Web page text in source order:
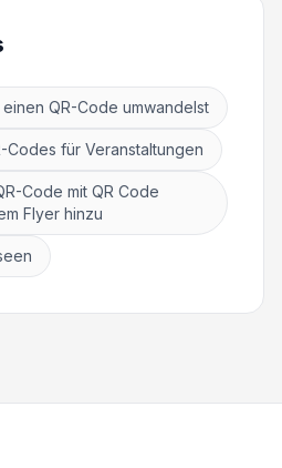
QR-Code umwandelst
Codes für Veranstaltungen
Code mit QR Code
Flyer hinzu